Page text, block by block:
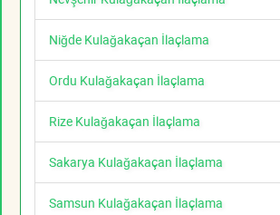
Niğde Kulağakaçan İlaçlama
Ordu Kulağakaçan İlaçlama
Rize Kulağakaçan İlaçlama
Sakarya Kulağakaçan İlaçlama
Samsun Kulağakaçan İlaçlama